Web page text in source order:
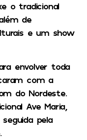
o tradicional
de
e um show
envolver toda
com a
do Nordeste.
Ave Maria,
pela